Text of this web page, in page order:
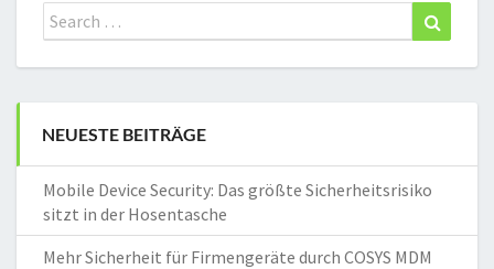
Search
for:
NEUESTE BEITRÄGE
Mobile Device Security: Das größte Sicherheitsrisiko
sitzt in der Hosentasche
Mehr Sicherheit für Firmengeräte durch COSYS MDM